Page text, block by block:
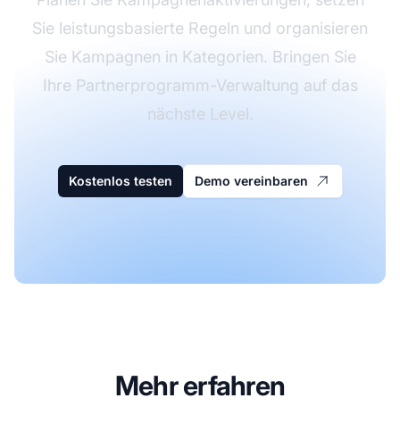
Sie leistungsbasierte Regeln und organisieren
Sie Kampagnen in Kategorien. Bringen Sie
Ihre Partnerprogramm-Verwaltung auf das
nächste Level.
Kostenlos testen Demo vereinbaren
Mehr erfahren